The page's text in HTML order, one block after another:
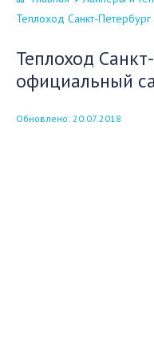
Теплоход Санкт-
Теплоход
официальный
Обновлено: 20.07.2018